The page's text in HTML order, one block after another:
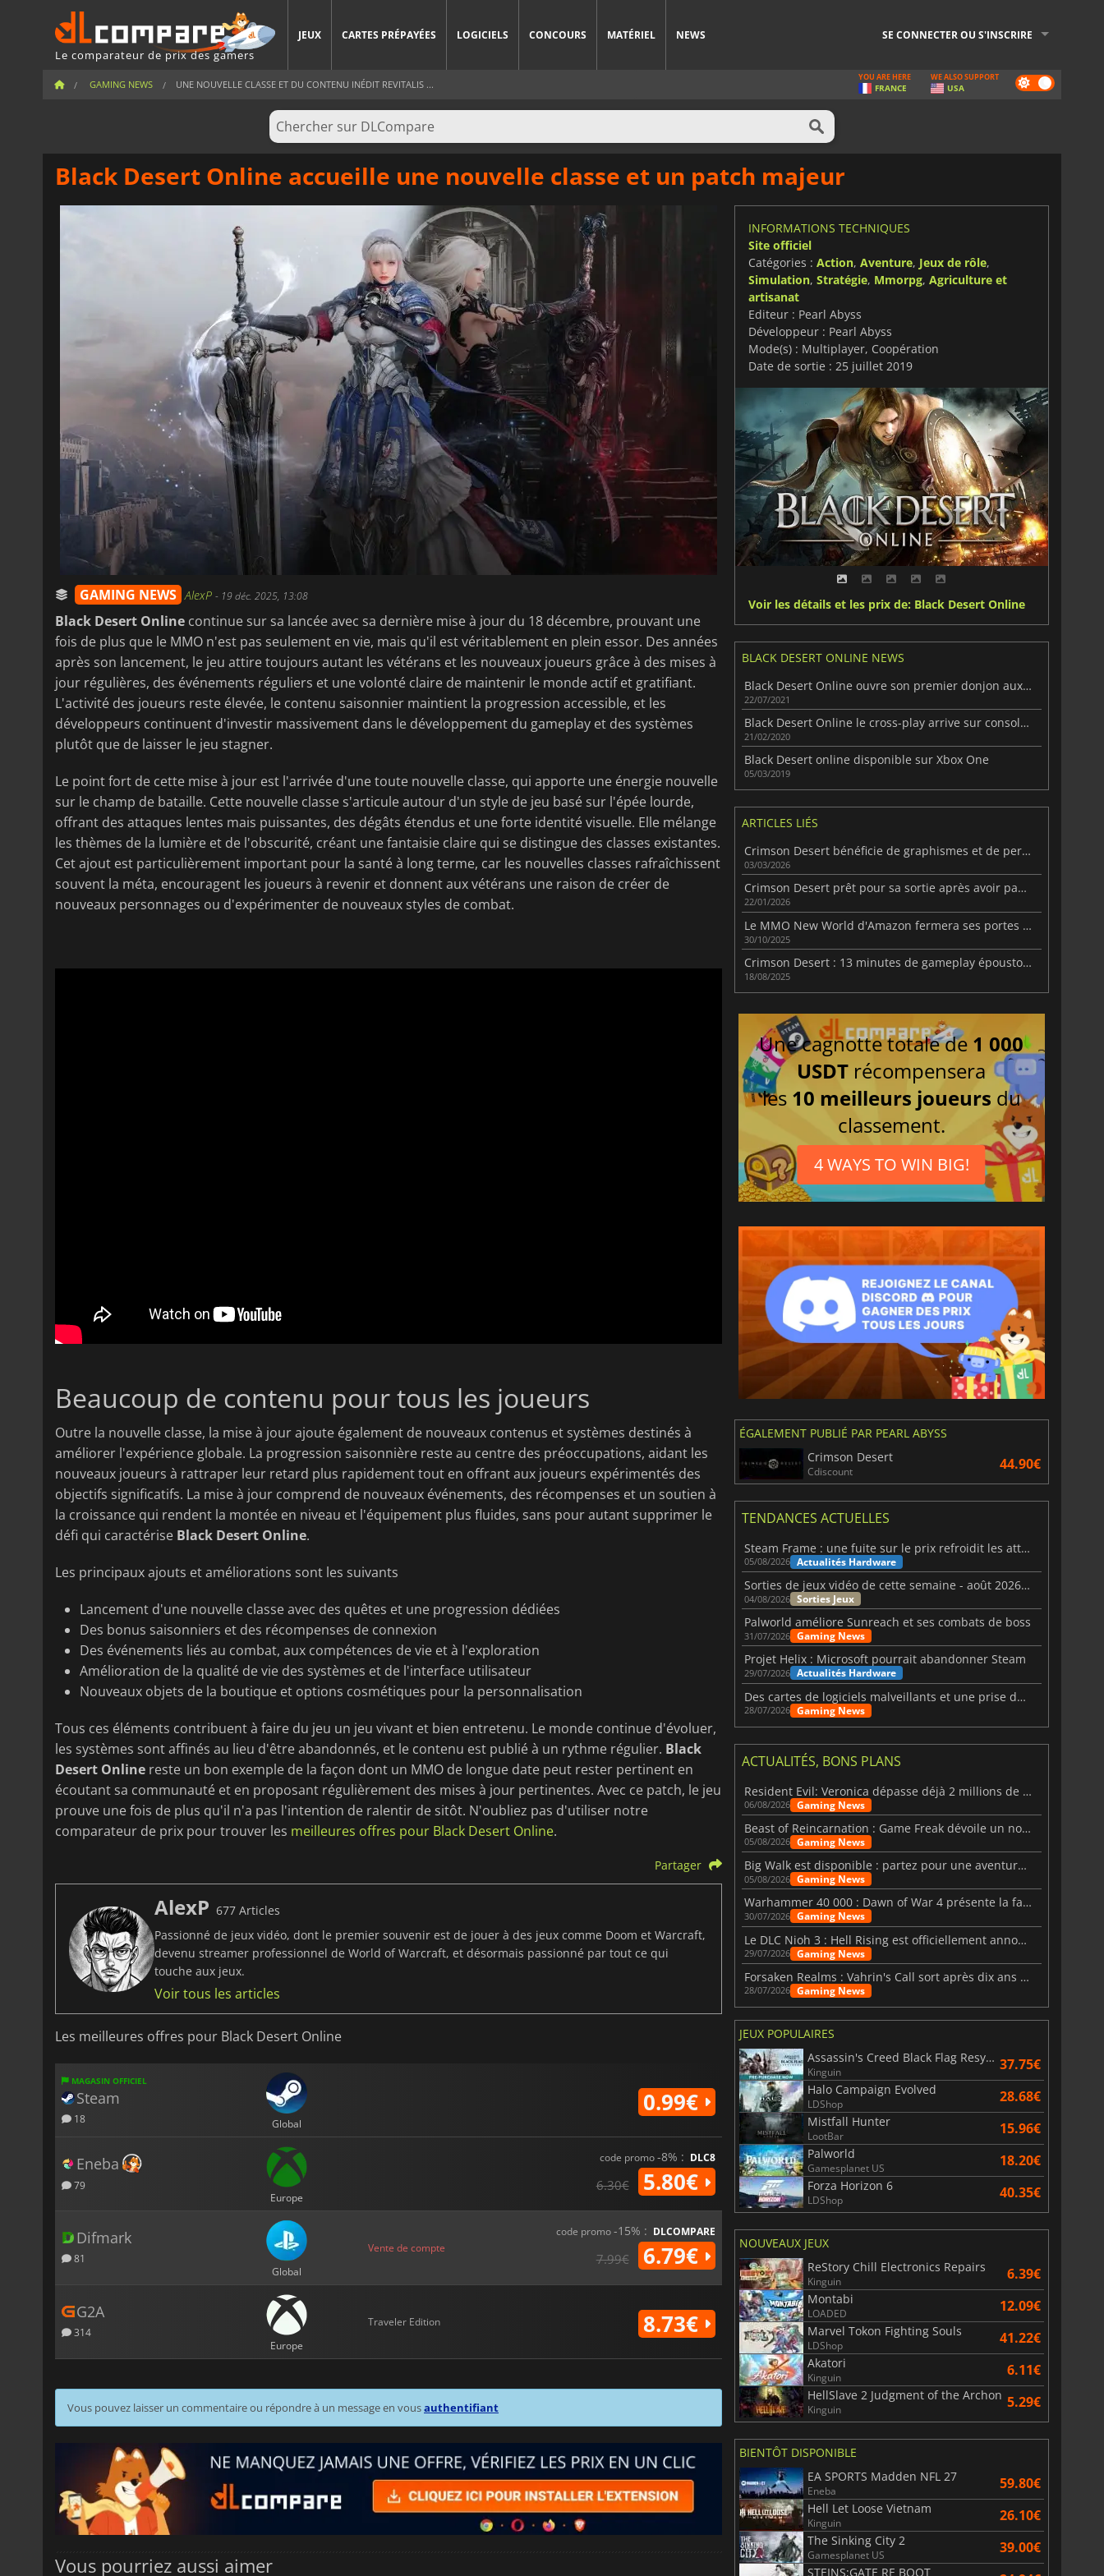
Le comparateur de prix des gamers
JEUX CARTES PRÉPAYÉES LOGICIELS CONCOURS MATÉRIEL NEWS SE CONNECTER OU S'INSCRIRE
GAMING NEWS UNE NOUVELLE CLASSE ET DU CONTENU INÉDIT REVITALIS ... Dark
mode
YOU ARE HERE
FRANCE
WE ALSO SUPPORT
USA
Black Desert Online accueille une nouvelle classe et un patch majeur
GAMING NEWS AlexP - 19 déc. 2025, 13:08
Black Desert Online continue sur sa lancée avec sa dernière mise à jour du 18 décembre, prouvant une
fois de plus que le MMO n'est pas seulement en vie, mais qu'il est véritablement en plein essor. Des années
après son lancement, le jeu attire toujours autant les vétérans et les nouveaux joueurs grâce à des mises à
jour régulières, des événements réguliers et une volonté claire de maintenir le monde actif et gratifiant.
L'activité des joueurs reste élevée, le contenu saisonnier maintient la progression accessible, et les
développeurs continuent d'investir massivement dans le développement du gameplay et des systèmes
plutôt que de laisser le jeu stagner.
Le point fort de cette mise à jour est l'arrivée d'une toute nouvelle classe, qui apporte une énergie nouvelle
sur le champ de bataille. Cette nouvelle classe s'articule autour d'un style de jeu basé sur l'épée lourde,
offrant des attaques lentes mais puissantes, des dégâts étendus et une forte identité visuelle. Elle mélange
les thèmes de la lumière et de l'obscurité, créant une fantaisie claire qui se distingue des classes existantes.
Cet ajout est particulièrement important pour la santé à long terme, car les nouvelles classes rafraîchissent
souvent la méta, encouragent les joueurs à revenir et donnent aux vétérans une raison de créer de
nouveaux personnages ou d'expérimenter de nouveaux styles de combat.
Beaucoup de contenu pour tous les joueurs
Outre la nouvelle classe, la mise à jour ajoute également de nouveaux contenus et systèmes destinés à
améliorer l'expérience globale. La progression saisonnière reste au centre des préoccupations, aidant les
nouveaux joueurs à rattraper leur retard plus rapidement tout en offrant aux joueurs expérimentés des
objectifs significatifs. La mise à jour comprend de nouveaux événements, des récompenses et un soutien à
la croissance qui rendent la montée en niveau et l'équipement plus fluides, sans pour autant supprimer le
défi qui caractérise Black Desert Online.
Les principaux ajouts et améliorations sont les suivants
Lancement d'une nouvelle classe avec des quêtes et une progression dédiées
Des bonus saisonniers et des récompenses de connexion
Des événements liés au combat, aux compétences de vie et à l'exploration
Amélioration de la qualité de vie des systèmes et de l'interface utilisateur
Nouveaux objets de la boutique et options cosmétiques pour la personnalisation
Tous ces éléments contribuent à faire du jeu un jeu vivant et bien entretenu. Le monde continue d'évoluer,
les systèmes sont affinés au lieu d'être abandonnés, et le contenu est publié à un rythme régulier. Black
Desert Online reste un bon exemple de la façon dont un MMO de longue date peut rester pertinent en
écoutant sa communauté et en proposant régulièrement des mises à jour pertinentes. Avec ce patch, le jeu
prouve une fois de plus qu'il n'a pas l'intention de ralentir de sitôt. N'oubliez pas d'utiliser notre
comparateur de prix pour trouver les meilleures offres pour Black Desert Online.
Partager
AlexP 677 Articles
Passionné de jeux vidéo, dont le premier souvenir est de jouer à des jeux comme Doom et Warcraft,
devenu streamer professionnel de World of Warcraft, et désormais passionné par tout ce qui
touche aux jeux.
Voir tous les articles
Les meilleures offres pour Black Desert Online
MAGASIN OFFICIEL
Steam
18 Global
0.99€
Eneba
79
Europe
code promo-8% : DLC8
6.30€ 5.80€
Difmark
81
Global
Vente de compte
code promo-15% : DLCOMPARE
7.99€ 6.79€
G2A
314
Europe
Traveler Edition 8.73€
Vous pouvez laisser un commentaire ou répondre à un message en vousauthentifiant
Vous pourriez aussi aimer
INFORMATIONS TECHNIQUES
Site officiel
Catégories : Action, Aventure, Jeux de rôle,
Simulation, Stratégie, Mmorpg, Agriculture et
artisanat
Editeur : Pearl Abyss
Développeur : Pearl Abyss
Mode(s) : Multiplayer, Coopération
Date de sortie : 25 juillet 2019
Voir les détails et les prix de: Black Desert Online
BLACK DESERT ONLINE NEWS
Black Desert Online ouvre son premier donjon aux joueurs
22/07/2021
Black Desert Online le cross-play arrive sur consoles
21/02/2020
Black Desert online disponible sur Xbox One
05/03/2019
ARTICLES LIÉS
Crimson Desert bénéficie de graphismes et de performances exceptionnels.
03/03/2026
Crimson Desert prêt pour sa sortie après avoir passé Gold
22/01/2026
Le MMO New World d'Amazon fermera ses portes l'année prochaine
30/10/2025
Crimson Desert : 13 minutes de gameplay époustouflant
18/08/2025
Une cagnotte totale de 1 000
USDT récompensera
les 10 meilleurs joueurs du
classement.
4 WAYS TO WIN BIG!
ÉGALEMENT PUBLIÉ PAR PEARL ABYSS
Crimson Desert
Cdiscount 44.90€
TENDANCES ACTUELLES
Steam Frame : une fuite sur le prix refroidit les attentes VR
05/08/2026 Actualités Hardware
Sorties de jeux vidéo de cette semaine - août 2026 (semaine 32)
04/08/2026 Sorties Jeux
Palworld améliore Sunreach et ses combats de boss
31/07/2026 Gaming News
Projet Helix : Microsoft pourrait abandonner Steam
29/07/2026 Actualités Hardware
Des cartes de logiciels malveillants et une prise de contrôle de Discord ont touché Meccha Chameleon
28/07/2026 Gaming News
ACTUALITÉS, BONS PLANS
Resident Evil: Veronica dépasse déjà 2 millions de wishlists
06/08/2026 Gaming News
Beast of Reincarnation : Game Freak dévoile un nouveau pari
05/08/2026 Gaming News
Big Walk est disponible : partez pour une aventure entre amis
05/08/2026 Gaming News
Warhammer 40 000 : Dawn of War 4 présente la faction des Nécrons
30/07/2026 Gaming News
Le DLC Nioh 3 : Hell Rising est officiellement annoncé
29/07/2026 Gaming News
Forsaken Realms : Vahrin's Call sort après dix ans de développement
28/07/2026 Gaming News
JEUX POPULAIRES
Assassin's Creed Black Flag Resynced
Kinguin 37.75€
Halo Campaign Evolved
LDShop 28.68€
Mistfall Hunter
LootBar 15.96€
Palworld
Gamesplanet US 18.20€
Forza Horizon 6
LDShop 40.35€
NOUVEAUX JEUX
ReStory Chill Electronics Repairs
Kinguin 6.39€
Montabi
LOADED 12.09€
Marvel Tokon Fighting Souls
LDShop 41.22€
Akatori
Kinguin 6.11€
HellSlave 2 Judgment of the Archon
Kinguin 5.29€
BIENTÔT DISPONIBLE
EA SPORTS Madden NFL 27
Eneba 59.80€
Hell Let Loose Vietnam
Kinguin 26.10€
The Sinking City 2
Gamesplanet US 39.00€
STEINS;GATE RE BOOT